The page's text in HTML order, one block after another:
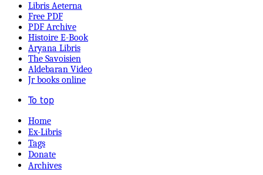
Libris Aeterna
Free PDF
PDF Archive
Histoire E-Book
Aryana Libris
The Savoisien
Aldebaran Video
Jr books online
To top
Home
Ex-Libris
Tags
Donate
Archives